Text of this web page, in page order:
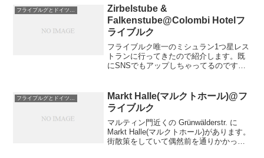
トランは営業していました。オシャレな
レストランですが予約な...
フライブルグとドイツグルメ
Zirbelstube &
Falkenstube@Colombi Hotelフ
ライブルク
フライブルク唯一のミシュラン1つ星レス
トランに行ってきたので紹介します。既
にSNSでもアップしちゃってるのです
Hotel(コロンビホテル)...
Markt Halle(マルクトホール)@フ
ライブルク
マルティン門近くの Grünwälderstr. に
Markt Halle(マルクトホール)があります。
街散策をしていて偶然前を通りかかって